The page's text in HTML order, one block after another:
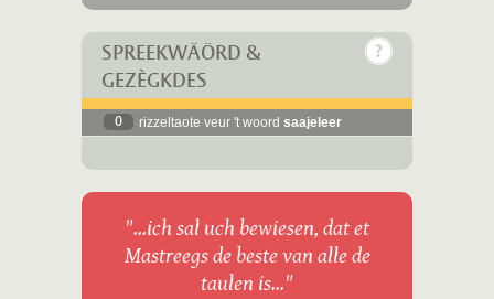
SPREEKWÄÖRD &
GEZÈGKDES
0 rizzeltaote veur 't woord saajeleer
"...ich sal uch bewiesen, dat et
Mastreegs de beste van alle de
taulen is..."